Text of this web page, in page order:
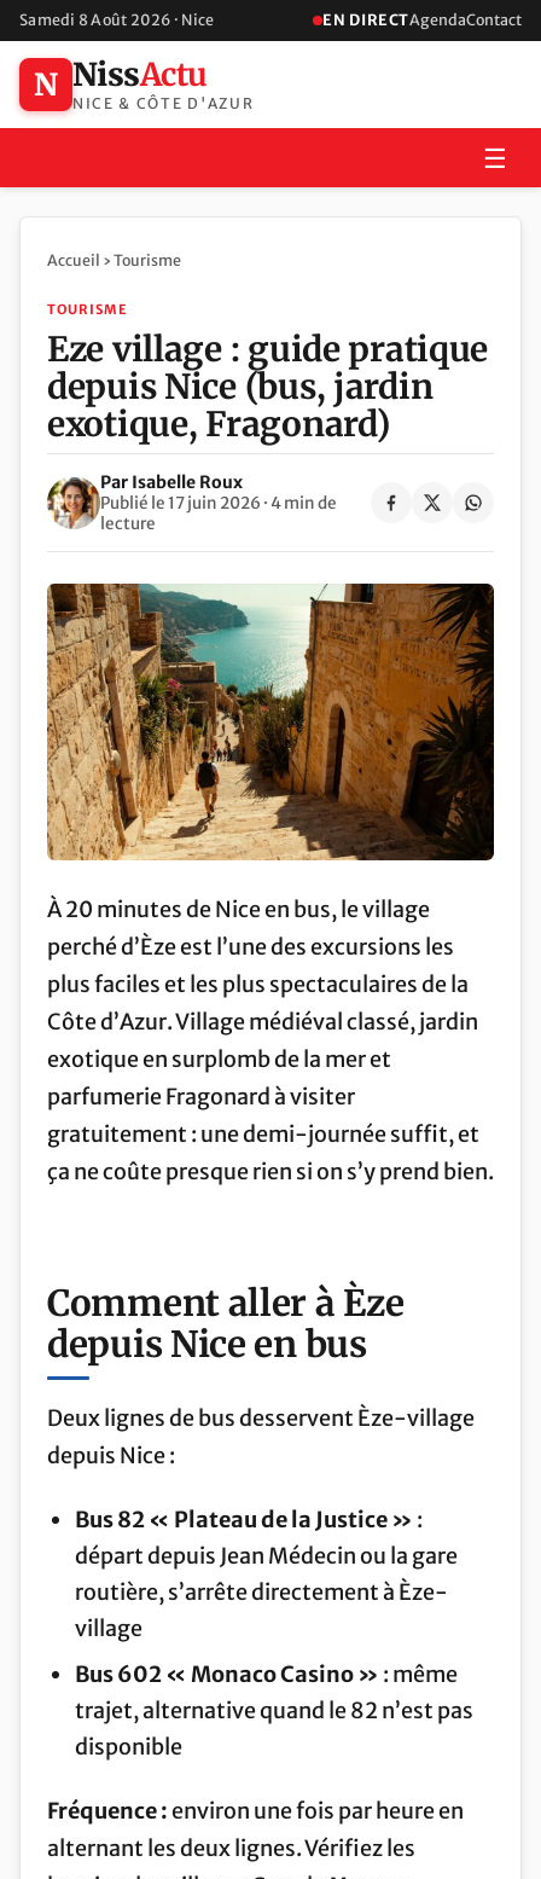
Samedi 8 Août 2026 · Nice EN DIRECTAgendaContact
N NissActu
NICE & CÔTE D'AZUR
☰
Accueil › Tourisme
TOURISME
Eze village : guide pratique
depuis Nice (bus, jardin
exotique, Fragonard)
Par Isabelle Roux
Publié le 17 juin 2026 · 4 min de
lecture
À 20 minutes de Nice en bus, le village
perché d’Èze est l’une des excursions les
plus faciles et les plus spectaculaires de la
Côte d’Azur. Village médiéval classé, jardin
exotique en surplomb de la mer et
parfumerie Fragonard à visiter
gratuitement : une demi-journée suffit, et
ça ne coûte presque rien si on s’y prend bien.
Comment aller à Èze
depuis Nice en bus
Deux lignes de bus desservent Èze-village
depuis Nice :
Bus 82 « Plateau de la Justice » :
départ depuis Jean Médecin ou la gare
routière, s’arrête directement à Èze-
village
Bus 602 « Monaco Casino » : même
trajet, alternative quand le 82 n’est pas
disponible
Fréquence : environ une fois par heure en
alternant les deux lignes. Vérifiez les